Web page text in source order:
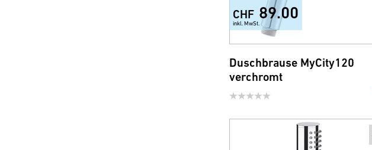
CHF 89.00
inkl. MwSt.
Duschbrause MyCity120
verchromt